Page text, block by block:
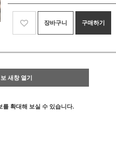
장바구니 구매하기
새창 열기
를 확대해 보실 수 있습니다.